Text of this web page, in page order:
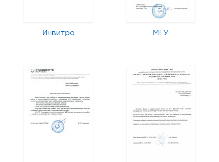
Инвитро МГУ